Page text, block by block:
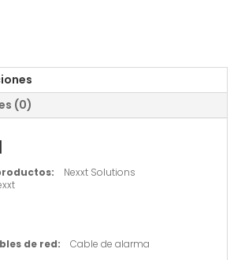
(0)
Nexxt Solutions
de red: Cable de alarma